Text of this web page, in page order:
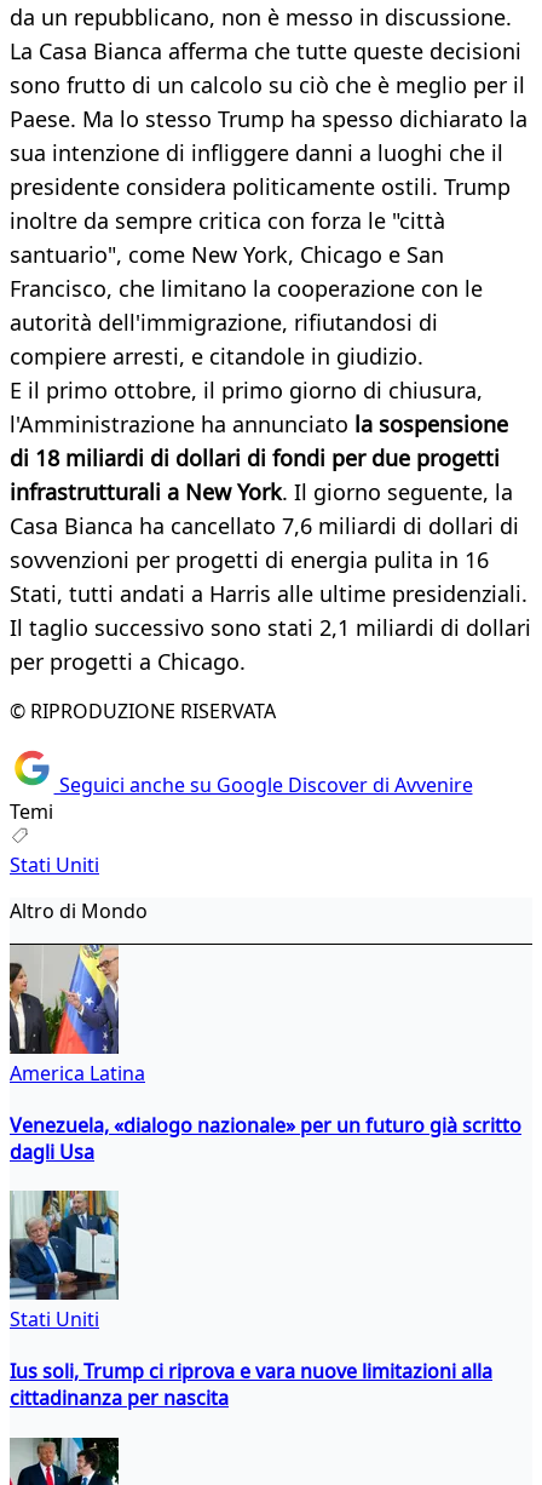
da un repubblicano, non è messo in discussione.
La Casa Bianca afferma che tutte queste decisioni
sono frutto di un calcolo su ciò che è meglio per il
Paese. Ma lo stesso Trump ha spesso dichiarato la
sua intenzione di infliggere danni a luoghi che il
presidente considera politicamente ostili. Trump
inoltre da sempre critica con forza le "città
santuario", come New York, Chicago e San
Francisco, che limitano la cooperazione con le
autorità dell'immigrazione, rifiutandosi di
compiere arresti, e citandole in giudizio.
E il primo ottobre, il primo giorno di chiusura,
l'Amministrazione ha annunciato la sospensione
di 18 miliardi di dollari di fondi per due progetti
infrastrutturali a New York. Il giorno seguente, la
Casa Bianca ha cancellato 7,6 miliardi di dollari di
sovvenzioni per progetti di energia pulita in 16
Stati, tutti andati a Harris alle ultime presidenziali.
Il taglio successivo sono stati 2,1 miliardi di dollari
per progetti a Chicago.
© RIPRODUZIONE RISERVATA
Seguici anche su Google Discover di Avvenire
Temi
Stati Uniti
Altro di Mondo
America Latina
Venezuela, «dialogo nazionale» per un futuro già scritto
dagli Usa
Stati Uniti
Ius soli, Trump ci riprova e vara nuove limitazioni alla
cittadinanza per nascita